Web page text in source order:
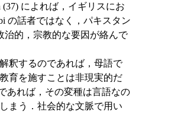
によれば，イギリスにお
の話者ではなく，パキスタン
治的，宗教的な要因が絡んで
釈するのであれば，母語で
育を施すことは非現実的だ
あれば，その変種は言語なの
まう．社会的な文脈で用い